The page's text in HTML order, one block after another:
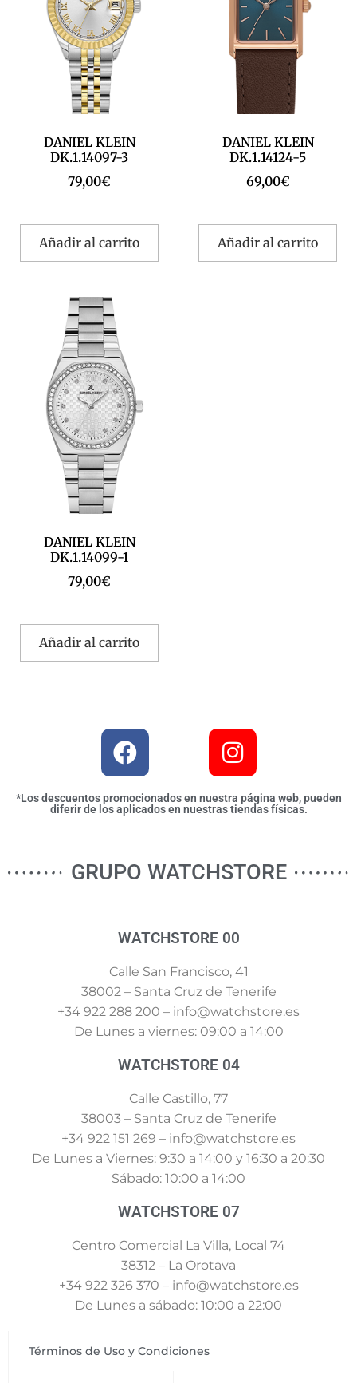
DANIEL KLEIN
DK.1.14097-3
79,00€
Añadir al carrito
DANIEL KLEIN
DK.1.14124-5
69,00€
Añadir al carrito
DANIEL KLEIN
DK.1.14099-1
79,00€
Añadir al carrito
*Los descuentos promocionados en nuestra página web, pueden
diferir de los aplicados en nuestras tiendas físicas.
GRUPO WATCHSTORE
WATCHSTORE 00
Calle San Francisco, 41
38002 – Santa Cruz de Tenerife
+34 922 288 200 – info@watchstore.es
De Lunes a viernes: 09:00 a 14:00
WATCHSTORE 04
Calle Castillo, 77
38003 – Santa Cruz de Tenerife
+34 922 151 269 – info@watchstore.es
De Lunes a Viernes: 9:30 a 14:00 y 16:30 a 20:30
Sábado: 10:00 a 14:00
WATCHSTORE 07
Centro Comercial La Villa, Local 74
38312 – La Orotava
+34 922 326 370 – info@watchstore.es
De Lunes a sábado: 10:00 a 22:00
Términos de Uso y Condiciones